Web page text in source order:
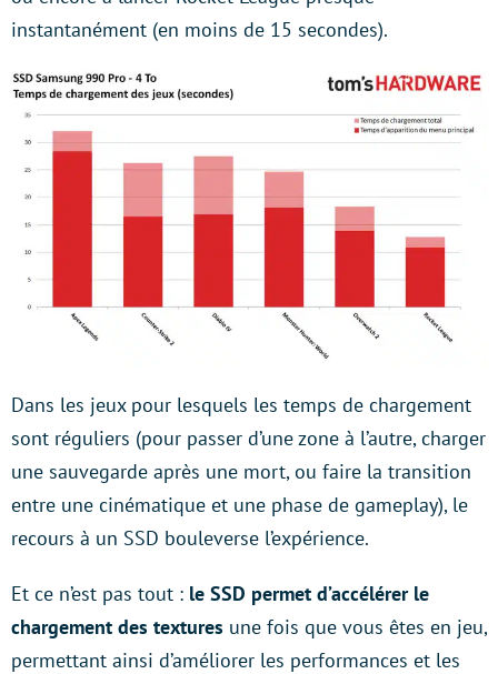
instantanément (en moins de 15 secondes).
Dans les jeux pour lesquels les temps de chargement
sont réguliers (pour passer d’une zone à l’autre, charger
une sauvegarde après une mort, ou faire la transition
entre une cinématique et une phase de gameplay), le
recours à un SSD bouleverse l’expérience.
Et ce n’est pas tout : le SSD permet d’accélérer le
chargement des textures une fois que vous êtes en jeu,
permettant ainsi d’améliorer les performances et les